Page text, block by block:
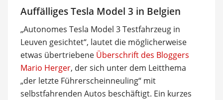
Auffälliges Tesla Model 3 in Belgien
„Autonomes Tesla Model 3 Testfahrzeug in
Leuven gesichtet“, lautet die möglicherweise
etwas übertriebene Überschrift des Bloggers
Mario Herger, der sich unter dem Leitthema
„der letzte Führerscheinneuling“ mit
selbstfahrenden Autos beschäftigt. Ein kurzes